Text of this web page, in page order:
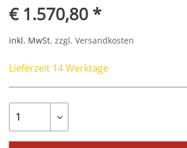
€ 1.570,80 *
inkl. MwSt. zzgl. Versandkosten
Lieferzeit 14 Werktage